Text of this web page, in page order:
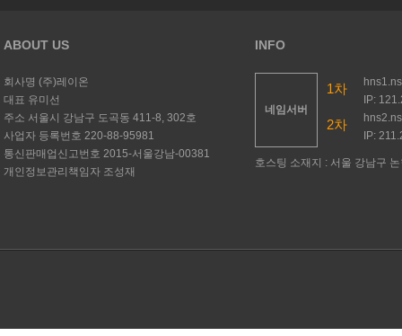
ABOUT US
회사명 (주)레이온
대표 유미선
주소 서울시 강남구 도곡동 411-8, 302호
사업자 등록번호 220-88-95981
통신판매업신고번호 2015-서울강남-00381
개인정보관리책임자 조성재
INFO
네임서버
1차
IP:
2차
IP:
호스팅 소재지 : 서울 강남구